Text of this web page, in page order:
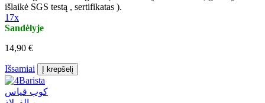
išlaikė SGS testą , sertifikatas ).
17x
Sandėlyje
14,90 €
Išsamiai Į krepšelį